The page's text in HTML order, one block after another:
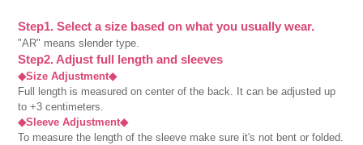
Step1. Select a size based on what you usually wear.
"AR" means slender type.
Step2. Adjust full length and sleeves
◆Size Adjustment◆
Full length is measured on center of the back. It can be adjusted up
to +3 centimeters.
◆Sleeve Adjustment◆
To measure the length of the sleeve make sure it's not bent or folded.